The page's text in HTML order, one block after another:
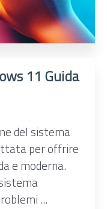
11 Guida
del sistema
per offrire
e moderna.
...